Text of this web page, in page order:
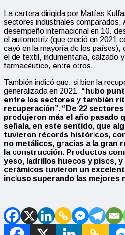
La cartera dirigida por Matías
sectores industriales comparados,
desempeño internacional en 10,
el automotriz (que creció en 2021
cayó en la mayoría de los países),
el de textil, indumentaria, calzado
farmacéutico, entre otros.
También indicó que, si bien la
generalizada en 2021, “hubo
entre los sectores y también
recuperación”. “De 22
produjeron más el año pasado
señala, en este sentido, que
tuvieron récords históricos,
no metálicos, gracias a la gran
la construcción. Productos
yeso, ladrillos huecos y pisos,
cerámicos tuvieron un
incluso superando las mejores